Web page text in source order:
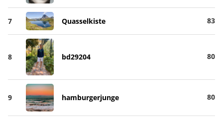
7 Quasselkiste 83
8 bd29204 80
9 hamburgerjunge 80